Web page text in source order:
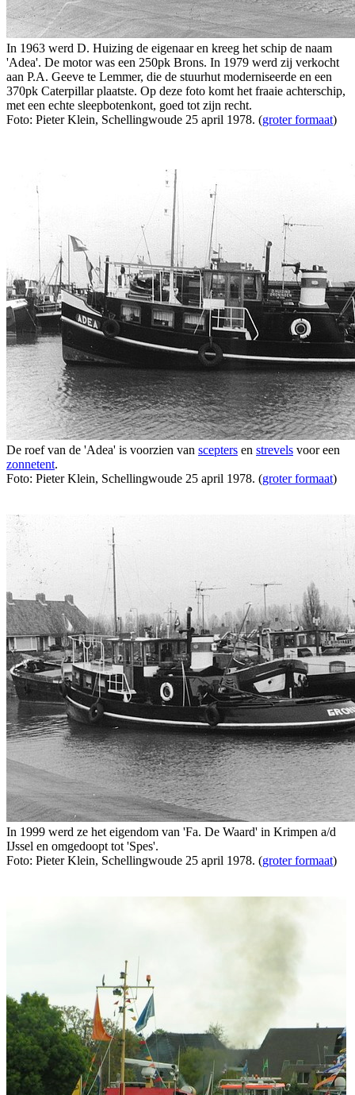
In 1963 werd D. Huizing de eigenaar en kreeg het schip de naam
'Adea'. De motor was een 250pk Brons. In 1979 werd zij verkocht
aan P.A. Geeve te Lemmer, die de stuurhut moderniseerde en een
370pk Caterpillar plaatste. Op deze foto komt het fraaie achterschip,
met een echte sleepbotenkont, goed tot zijn recht.
Foto: Pieter Klein, Schellingwoude 25 april 1978. (groter formaat)
De roef van de 'Adea' is voorzien van scepters en strevels voor een
zonnetent.
Foto: Pieter Klein, Schellingwoude 25 april 1978. (groter formaat)
In 1999 werd ze het eigendom van 'Fa. De Waard' in Krimpen a/d
IJssel en omgedoopt tot 'Spes'.
Foto: Pieter Klein, Schellingwoude 25 april 1978. (groter formaat)